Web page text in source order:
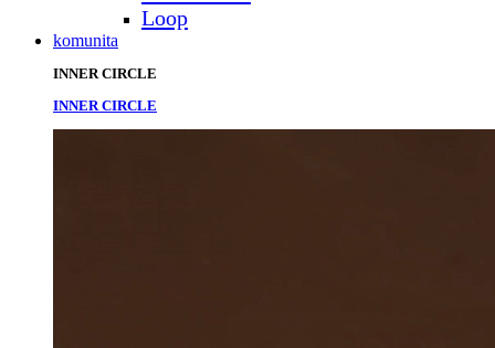
Loop
komunita
INNER CIRCLE
INNER CIRCLE